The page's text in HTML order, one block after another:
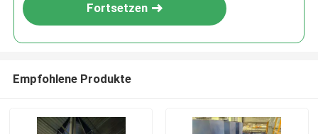
Fortsetzen
Empfohlene Produkte